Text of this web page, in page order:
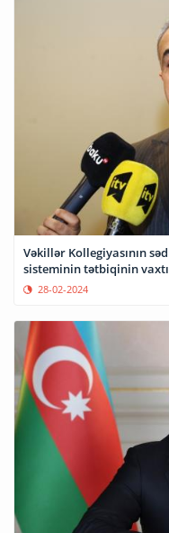
Vəkillər Kollegiyasının
sisteminin tətbiqinin
28-02-2024